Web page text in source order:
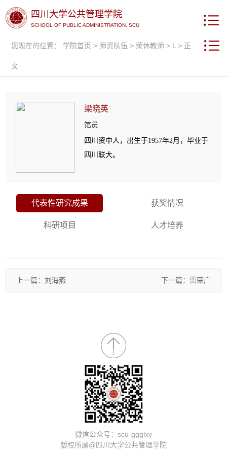
四川大学公共管理学院
SCHOOL OF PUBLIC ADMINISTRATION, SCU
您现在的位置： 学院首页 > 师资队伍 > 荣休教师 > L > 正
文
梁晓英
馆员
四川资中人，出生于1957年2月，毕业于
四川联大。
代表性研究成果 获奖情况
科研项目 人才培养
上一篇：刘海燕 下一篇：雷荣广
微信公众号：scu-ggglxy
版权所属@四川大学公共管理学院